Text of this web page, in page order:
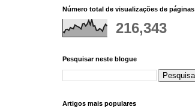
Número total de visualizações de páginas
216,343
Pesquisar neste blogue
Artigos mais populares